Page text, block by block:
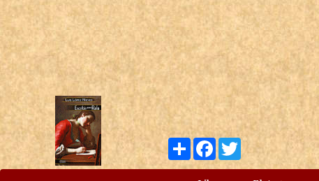
Compartir
Facebook
Twitter